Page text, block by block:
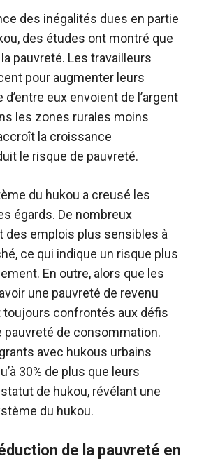
des inégalités dues en partie
des études ont montré que
pauvreté. Les travailleurs
pour augmenter leurs
eux envoient de l’argent
les zones rurales moins
la croissance
le risque de pauvreté.
du hukou a creusé les
égards. De nombreux
des emplois plus sensibles à
ce qui indique un risque plus
En outre, alors que les
une pauvreté de revenu
toujours confrontés aux défis
pauvreté de consommation.
avec hukous urbains
30% de plus que leurs
de hukou, révélant une
du hukou.
de la pauvreté en